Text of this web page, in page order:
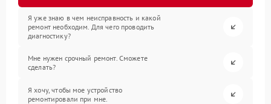
Я уже знаю в чем неисправность и какой
ремонт необходим. Для чего проводить
диагностику?
Мне нужен срочный ремонт. Сможете
сделать?
Я хочу, чтобы мое устройство
ремонтировали при мне.